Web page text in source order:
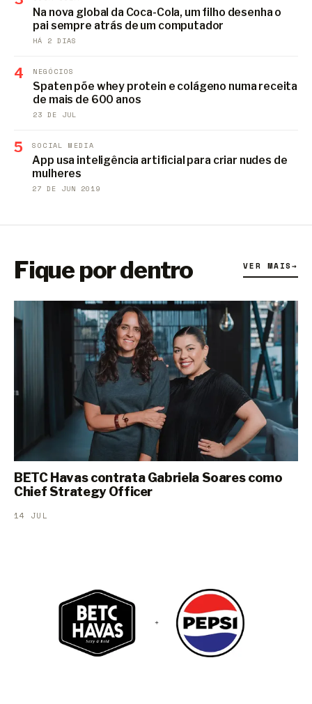
Na nova global da Coca-Cola, um filho desenha o
pai sempre atrás de um computador
HÁ 2 DIAS
4 NEGÓCIOS
Spaten põe whey protein e colágeno numa receita
de mais de 600 anos
23 DE JUL
5 SOCIAL MEDIA
App usa inteligência artificial para criar nudes de
mulheres
27 DE JUN 2019
Fique por dentro VER MAIS→
BETC Havas contrata Gabriela Soares como
Chief Strategy Officer
14 JUL